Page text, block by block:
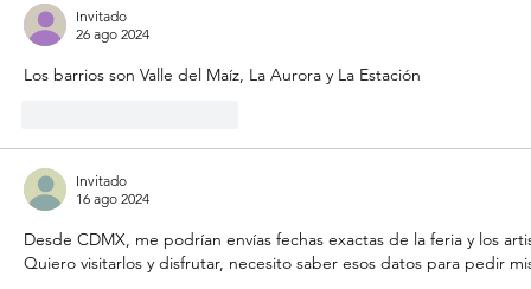
Invitado
26 ago 2024
Los barrios son Valle del Maíz, La Aurora y La Estación
Invitado
16 ago 2024
Desde CDMX, me podrían envías fechas exactas de la feria y los
Quiero visitarlos y disfrutar, necesito saber esos datos para pedir